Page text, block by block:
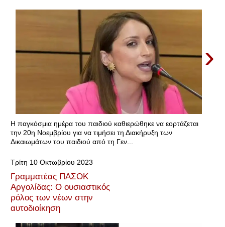
›
Η παγκόσμια ημέρα του παιδιού καθιερώθηκε να εορτάζεται
την 20η Νοεμβρίου για να τιμήσει τη Διακήρυξη των
Δικαιωμάτων του παιδιού από τη Γεν...
Τρίτη 10 Οκτωβρίου 2023
Γραμματέας ΠΑΣΟΚ
Αργολίδας: Ο ουσιαστικός
ρόλος των νέων στην
αυτοδιοίκηση